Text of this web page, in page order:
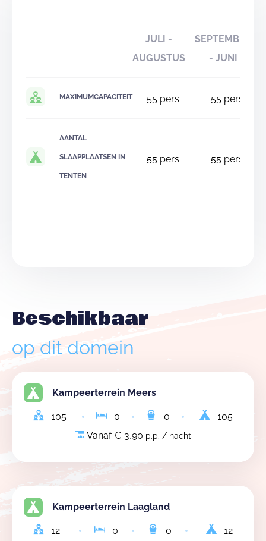
JULI -
AUGUSTUS
SEPTEMBER
- JUNI
MAXIMUMCAPACITEIT 55pers. 55 pers.
AANTAL
SLAAPPLAATSEN IN
TENTEN
55pers. 55 pers.
Beschikbaar
op dit domein
Kampeerterrein Meers
105 0 0
105
Vanaf € 3,90 p.p. / nacht
Kampeerterrein Laagland
12 0 0
12